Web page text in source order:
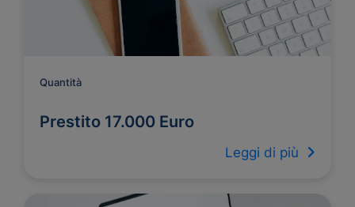
Quantità
Prestito 17.000 Euro
Leggi di più